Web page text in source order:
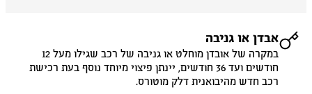
אבדן או גניבה
במקרה של אובדן מוחלט או גניבה של רכב שגילו מעל 12
חודשים ועד 36 חודשים, יינתן פיצוי מיוחד נוסף בעת רכישת
רכב חדש מהיבואנית דלק מוטורס.